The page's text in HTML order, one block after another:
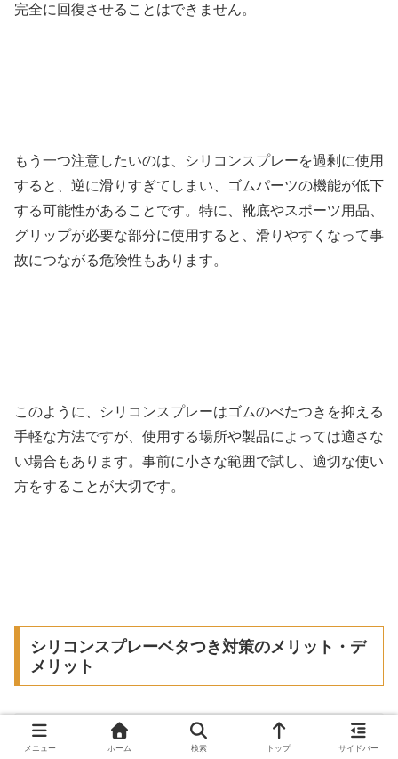
完全に回復させることはできません。
もう一つ注意したいのは、シリコンスプレーを過剰に使用
すると、逆に滑りすぎてしまい、ゴムパーツの機能が低下
する可能性があることです。特に、靴底やスポーツ用品、
グリップが必要な部分に使用すると、滑りやすくなって事
故につながる危険性もあります。
このように、シリコンスプレーはゴムのべたつきを抑える
手軽な方法ですが、使用する場所や製品によっては適さな
い場合もあります。事前に小さな範囲で試し、適切な使い
方をすることが大切です。
シリコンスプレーベタつき対策のメリット・デ
メリット
メニュー ホーム 検索 トップ サイドバー